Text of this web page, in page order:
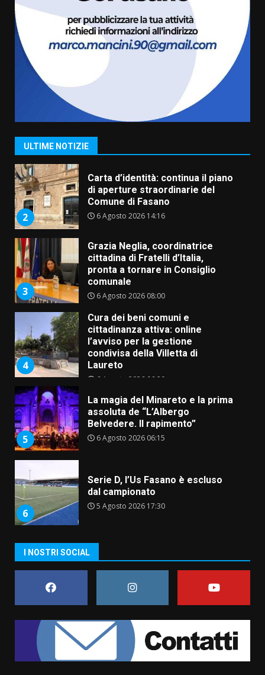
ULTIME NOTIZIE
Fasanese ferito a colpi di arma
da fuoco
6 Agosto 2026 18:13
2
Carta d’identità: continua il piano
di aperture straordinarie del
Comune di Fasano
3
Grazia Neglia, coordinatrice
cittadina di Fratelli d’Italia,
pronta a tornare in Consiglio
6 Agosto 2026 08:00
4
Cura dei beni comuni e
cittadinanza attiva: online
l’avviso per la gestione
condivisa della Villetta di
Laureto
6 Agosto 2026 06:20
5
La magia del Minareto e la prima
assoluta de “L’Albergo
Belvedere. Il rapimento”
6
Serie D, l’Us Fasano è escluso
dal campionato
Truffatori in azione nelle
frazioni fasanesi
1
Fasanese ferito a colpi di arma
Carta d’identità: continua il piano
di aperture straordinarie del
I NOSTRI SOCIAL